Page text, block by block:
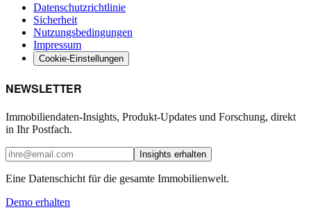
Datenschutzrichtlinie
Sicherheit
Nutzungsbedingungen
Impressum
Cookie-Einstellungen
NEWSLETTER
Immobiliendaten-Insights, Produkt-Updates und Forschung, direkt
in Ihr Postfach.
Insights erhalten
Eine Datenschicht für die gesamte Immobilienwelt.
Demo erhalten